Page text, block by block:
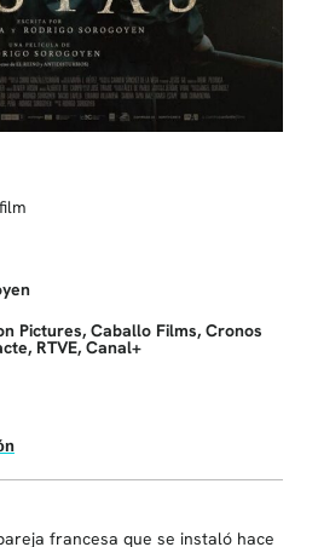
Pictures, Caballo Films, Cronos
RTVE, Canal+
francesa que se instaló hace